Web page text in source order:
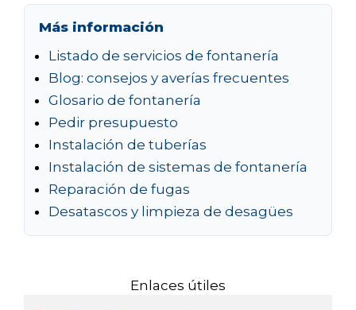
Más información
Listado de servicios de fontanería
Blog: consejos y averías frecuentes
Glosario de fontanería
Pedir presupuesto
Instalación de tuberías
Instalación de sistemas de fontanería
Reparación de fugas
Desatascos y limpieza de desagües
Enlaces útiles